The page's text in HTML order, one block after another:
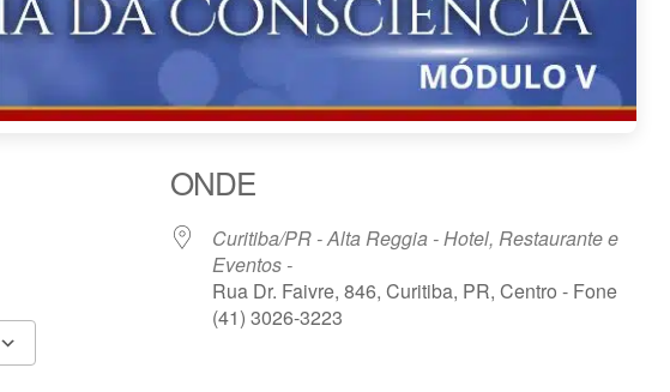
ONDE
Curitiba/PR - Alta Reggia - Hotel, Restaurante e
Eventos -
Rua Dr. Faivre, 846, Curitiba, PR, Centro - Fone
(41) 3026-3223